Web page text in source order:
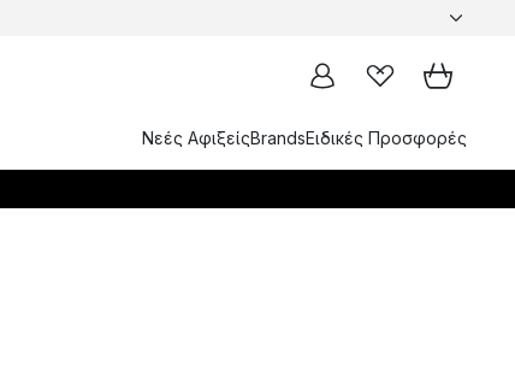
Νεές ΑφιξείςBrandsΕιδικές Προσφορές